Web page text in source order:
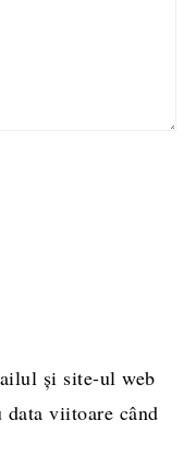
și site-ul web
data viitoare când